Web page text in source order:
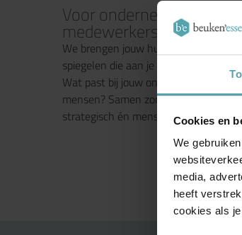
Cookies en
We
media,
heeft
cookies als
Voor ondernemers én hun
medewerkers
We brengen jouw huidige regeling in
spiegelen die aan je ambities, je
Wat past bij jouw onderneming? En
mensen? Samen zorgen we voor een
strategisch én menselijk klopt.